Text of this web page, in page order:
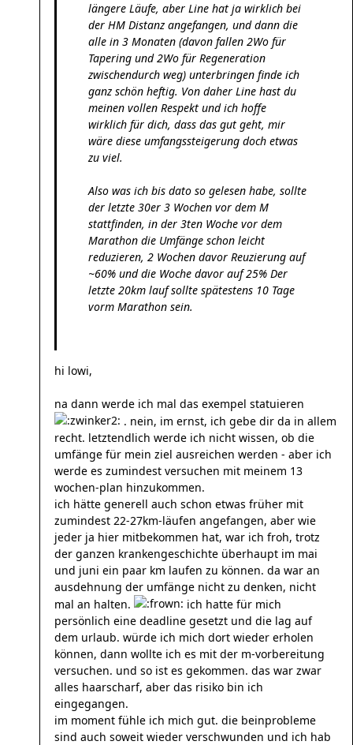
längere Läufe, aber Line hat ja wirklich bei
der HM Distanz angefangen, und dann die
alle in 3 Monaten (davon fallen 2Wo für
Tapering und 2Wo für Regeneration
zwischendurch weg) unterbringen finde ich
ganz schön heftig. Von daher Line hast du
meinen vollen Respekt und ich hoffe
wirklich für dich, dass das gut geht, mir
wäre diese umfangssteigerung doch etwas
zu viel.
Also was ich bis dato so gelesen habe, sollte
der letzte 30er 3 Wochen vor dem M
stattfinden, in der 3ten Woche vor dem
Marathon die Umfänge schon leicht
reduzieren, 2 Wochen davor Reuzierung auf
~60% und die Woche davor auf 25% Der
letzte 20km lauf sollte spätestens 10 Tage
vorm Marathon sein.
hi lowi,
na dann werde ich mal das exempel statuieren
. nein, im ernst, ich gebe dir da in allem
recht. letztendlich werde ich nicht wissen, ob die
umfänge für mein ziel ausreichen werden - aber ich
werde es zumindest versuchen mit meinem 13
wochen-plan hinzukommen.
ich hätte generell auch schon etwas früher mit
zumindest 22-27km-läufen angefangen, aber wie
jeder ja hier mitbekommen hat, war ich froh, trotz
der ganzen krankengeschichte überhaupt im mai
und juni ein paar km laufen zu können. da war an
ausdehnung der umfänge nicht zu denken, nicht
mal an halten.
ich hatte für mich
persönlich eine deadline gesetzt und die lag auf
dem urlaub. würde ich mich dort wieder erholen
können, dann wollte ich es mit der m-vorbereitung
versuchen. und so ist es gekommen. das war zwar
alles haarscharf, aber das risiko bin ich
eingegangen.
im moment fühle ich mich gut. die beinprobleme
sind auch soweit wieder verschwunden und ich hab